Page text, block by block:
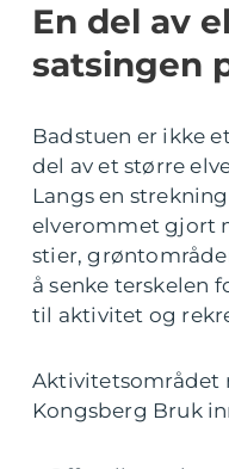
En del av
satsingen
Badstuen er ikke
del av et større
Langs en
elverommet gjort
stier,
å senke terskelen
til aktivitet og
Aktivitetsområdet
Kongsberg Bruk